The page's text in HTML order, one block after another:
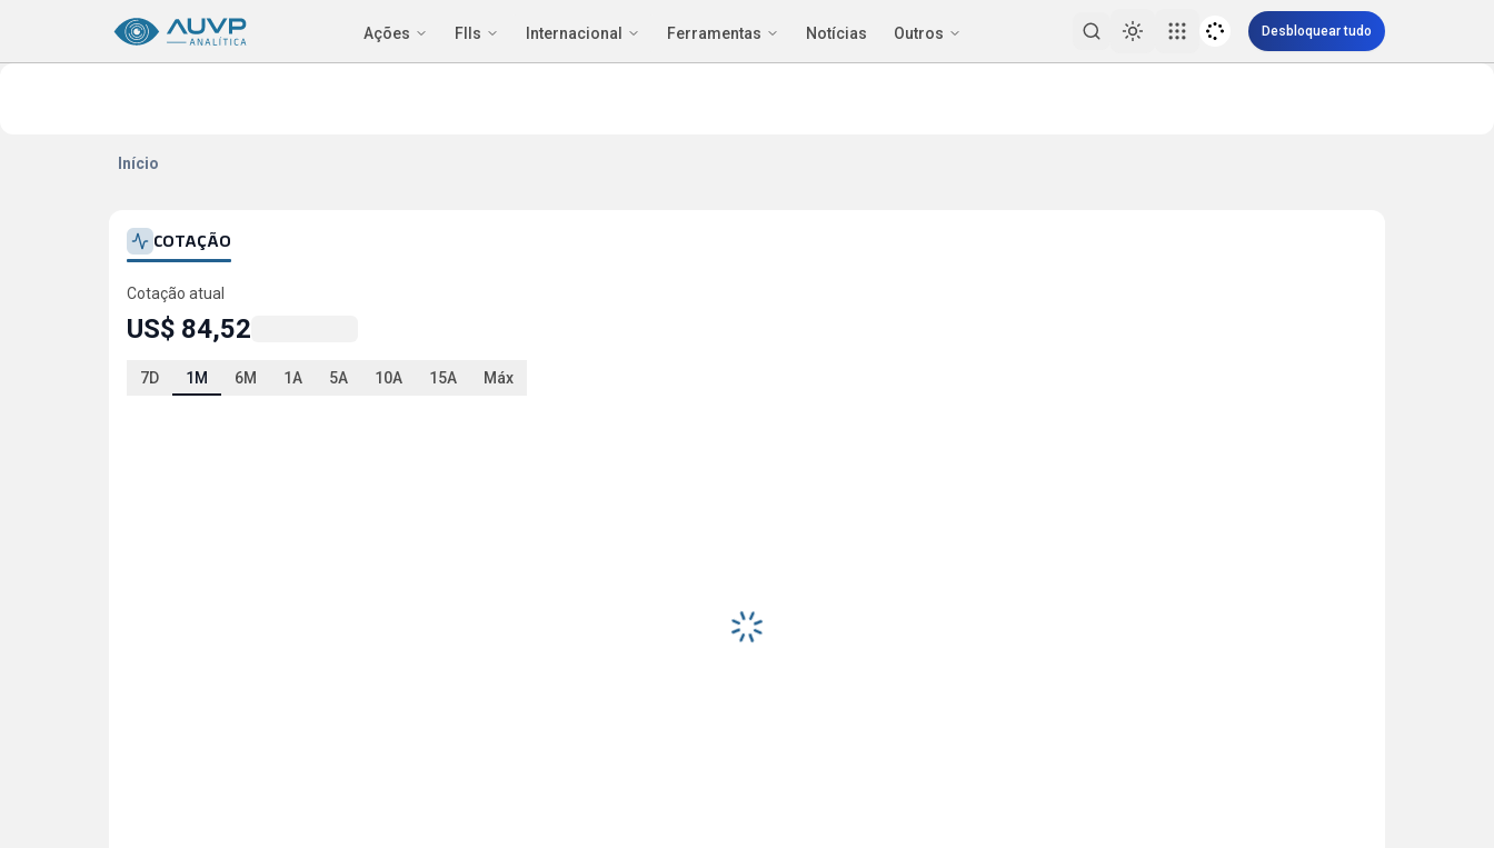
Ações FIIs Internacional Ferramentas Notícias Outros Toggle theme
Desbloquear tudo
Início
COTAÇÃO
Cotação atual
US$ 84,52
7D 1M 6M 1A 5A 10A 15A Máx